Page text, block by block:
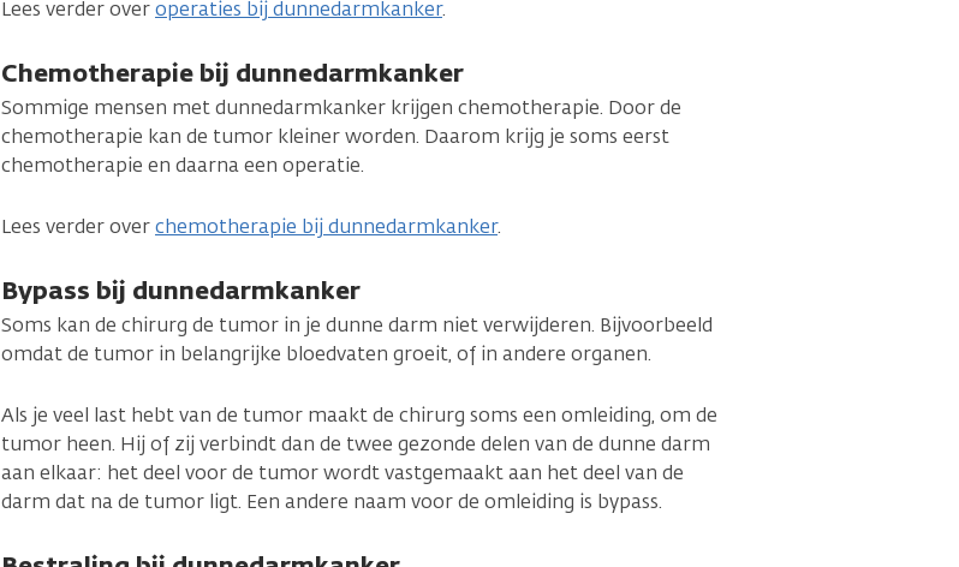
Lees verder overoperaties bij dunnedarmkanker.
Chemotherapie bij dunnedarmkanker
Sommige mensen met dunnedarmkanker krijgen chemotherapie. Door de
chemotherapie kan de tumor kleiner worden. Daarom krijg je soms eerst
chemotherapie en daarna een operatie.
Lees verder overchemotherapie bij dunnedarmkanker.
Bypass bij dunnedarmkanker
Soms kan de chirurg de tumor in je dunne darm niet verwijderen. Bijvoorbeeld
omdat de tumor in belangrijke bloedvaten groeit, of in andere organen.
Als je veel last hebt van de tumor maakt de chirurg soms een omleiding, om de
tumor heen. Hij of zij verbindt dan de twee gezonde delen van de dunne darm
aan elkaar: het deel voor de tumor wordt vastgemaakt aan het deel van de
darm dat na de tumor ligt. Een andere naam voor de omleiding is bypass.